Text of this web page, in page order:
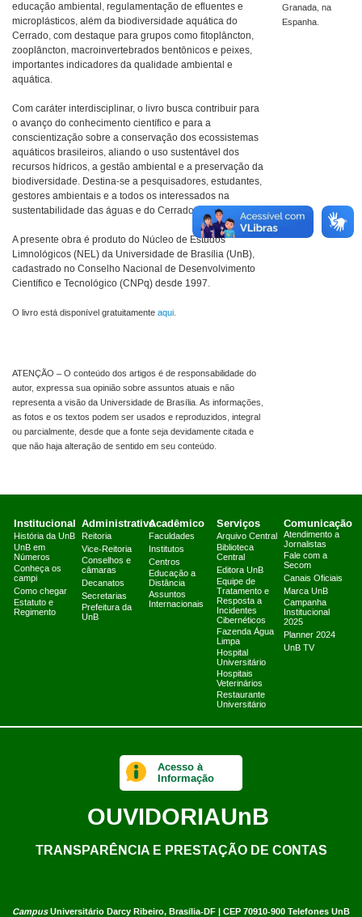
Granada, na
Espanha.
educação ambiental, regulamentação de efluentes e
microplásticos, além da biodiversidade aquática do
Cerrado, com destaque para grupos como fitoplâncton,
zooplâncton, macroinvertebrados bentônicos e peixes,
importantes indicadores da qualidade ambiental e
aquática.
Com caráter interdisciplinar, o livro busca contribuir para
o avanço do conhecimento científico e para a
conscientização sobre a conservação dos ecossistemas
aquáticos brasileiros, aliando o uso sustentável dos
recursos hídricos, a gestão ambiental e a preservação da
biodiversidade. Destina-se a pesquisadores, estudantes,
gestores ambientais e a todos os interessados na
sustentabilidade das águas e do Cerrado.
A presente obra é produto do Núcleo de Estudos
Limnológicos (NEL) da Universidade de Brasília (UnB),
cadastrado no Conselho Nacional de Desenvolvimento
Científico e Tecnológico (CNPq) desde 1997.
O livro está disponível gratuitamente aqui.
ATENÇÃO – O conteúdo dos artigos é de responsabilidade do
autor, expressa sua opinião sobre assuntos atuais e não
representa a visão da Universidade de Brasília. As informações,
as fotos e os textos podem ser usados e reproduzidos, integral
ou parcialmente, desde que a fonte seja devidamente citada e
que não haja alteração de sentido em seu conteúdo.
Institucional
História da UnB
UnB em
Números
Conheça os
campi
Como chegar
Estatuto e
Regimento
Administrativo
Reitoria
Vice-Reitoria
Conselhos e
câmaras
Decanatos
Secretarias
Prefeitura da
UnB
Acadêmico
Faculdades
Institutos
Centros
Educação a
Distância
Assuntos
Internacionais
Serviços
Arquivo Central
Biblioteca
Central
Editora UnB
Equipe de
Tratamento e
Resposta a
Incidentes
Cibernéticos
Fazenda Água
Limpa
Hospital
Universitário
Hospitais
Veterinários
Restaurante
Universitário
Comunicação
Atendimento a
Jornalistas
Fale com a
Secom
Canais Oficiais
Marca UnB
Campanha
Institucional
2025
Planner 2024
UnB TV
CampusUniversitário Darcy Ribeiro, Brasília-DF | CEP 70910-900 Telefones UnB
Acesso à
Informação
OUVIDORIAUnB
TRANSPARÊNCIA E PRESTAÇÃO DE CONTAS